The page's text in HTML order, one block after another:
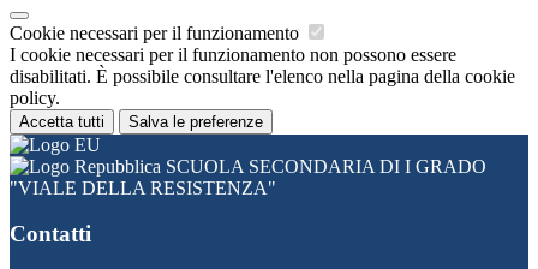
Cookie necessari per il funzionamento
I cookie necessari per il funzionamento non possono essere
disabilitati. È possibile consultare l'elenco nella pagina della cookie
policy.
Accetta tutti Salva le preferenze
SCUOLA SECONDARIA DI I GRADO
"VIALE DELLA RESISTENZA"
Contatti